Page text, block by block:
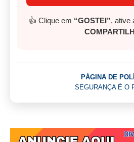
👍 Clique em “GOSTEI”, ative
PÁGINA DE
SEGURANÇA É O